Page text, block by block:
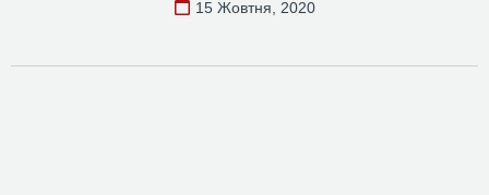
15 Жовтня, 2020